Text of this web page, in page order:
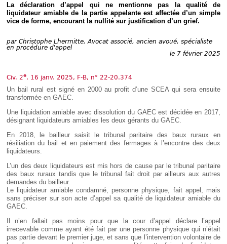
IT
La déclaration d’appel qui ne mentionne pas la qualité de
liquidateur amiable de la partie appelante est affectée d’un simple
vice de forme, encourant la nullité sur justification d’un grief.
par Christophe Lhermitte, Avocat associé, ancien avoué, spécialiste
en procédure d'appel
le 7 février 2025
Civ. 2e, 16 janv. 2025, F-B, n° 22-20.374
Un bail rural est signé en 2000 au profit d’une SCEA qui sera ensuite
transformée en GAEC.
Une liquidation amiable avec dissolution du GAEC est décidée en 2017,
désignant liquidateurs amiables les deux gérants du GAEC.
En 2018, le bailleur saisit le tribunal paritaire des baux ruraux en
résiliation du bail et en paiement des fermages à l’encontre des deux
liquidateurs.
L’un des deux liquidateurs est mis hors de cause par le tribunal paritaire
des baux ruraux tandis que le tribunal fait droit par ailleurs aux autres
demandes du bailleur.
Le liquidateur amiable condamné, personne physique, fait appel, mais
sans préciser sur son acte d’appel sa qualité de liquidateur amiable du
GAEC.
Il n’en fallait pas moins pour que la cour d’appel déclare l’appel
irrecevable comme ayant été fait par une personne physique qui n’était
pas partie devant le premier juge, et sans que l’intervention volontaire de